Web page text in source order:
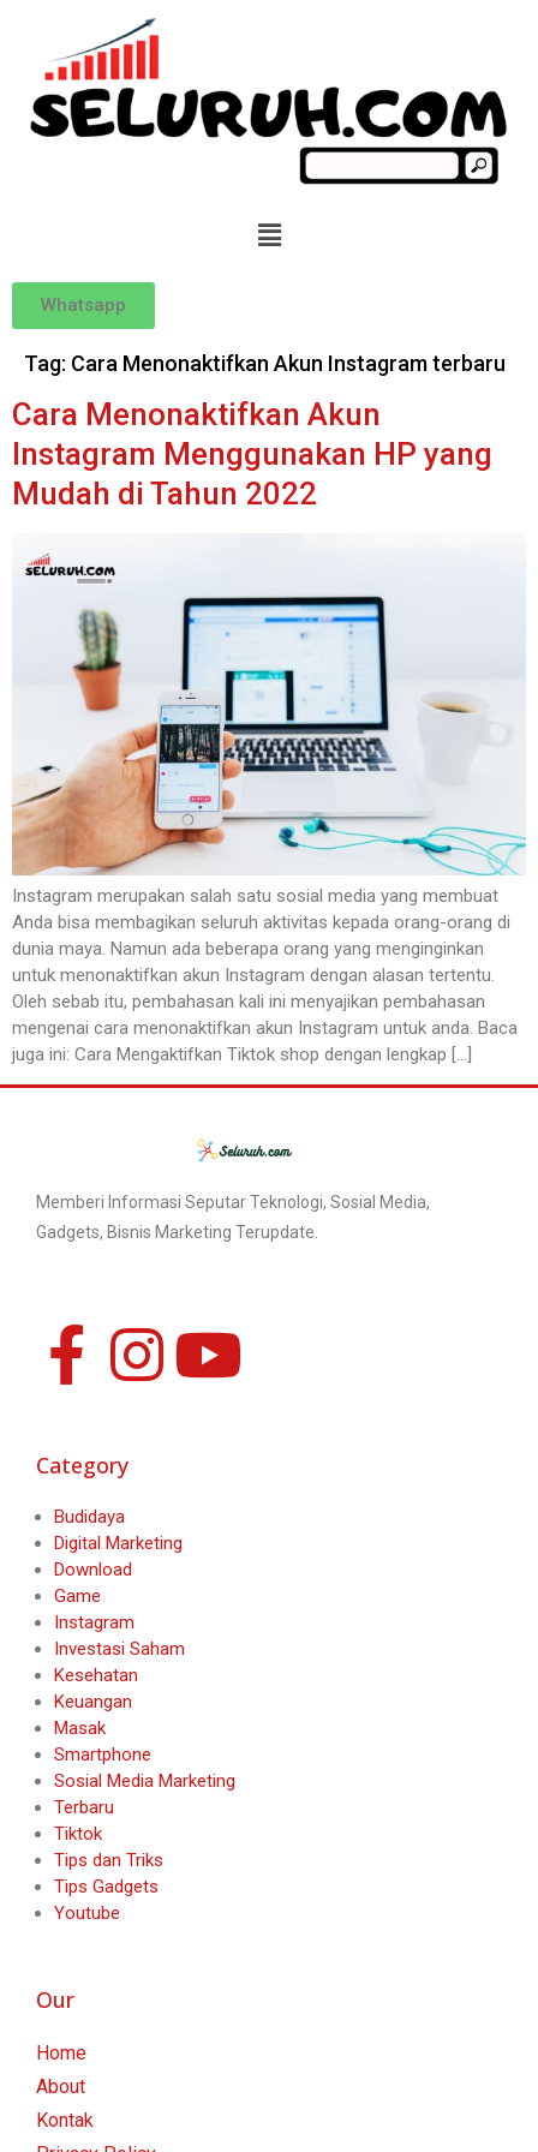
Whatsapp
Tag: Cara Menonaktifkan Akun Instagram terbaru
Cara Menonaktifkan Akun
Instagram Menggunakan HP yang
Mudah di Tahun 2022
Instagram merupakan salah satu sosial media yang membuat
Anda bisa membagikan seluruh aktivitas kepada orang-orang di
dunia maya. Namun ada beberapa orang yang menginginkan
untuk menonaktifkan akun Instagram dengan alasan tertentu.
Oleh sebab itu, pembahasan kali ini menyajikan pembahasan
mengenai cara menonaktifkan akun Instagram untuk anda. Baca
juga ini: Cara Mengaktifkan Tiktok shop dengan lengkap […]
Memberi Informasi Seputar Teknologi, Sosial Media,
Gadgets, Bisnis Marketing Terupdate.
Category
Budidaya
Digital Marketing
Download
Game
Instagram
Investasi Saham
Kesehatan
Keuangan
Masak
Smartphone
Sosial Media Marketing
Terbaru
Tiktok
Tips dan Triks
Tips Gadgets
Youtube
Our
Home
About
Kontak